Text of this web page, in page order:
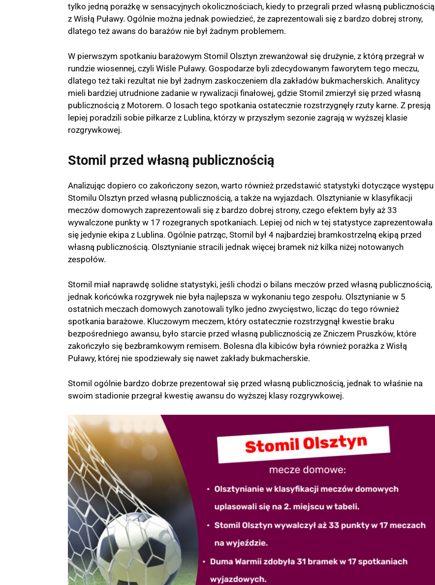
tylko jedną porażkę w sensacyjnych okolicznościach, kiedy to przegrali przed własną publicznością
z Wisłą Puławy. Ogólnie można jednak powiedzieć, że zaprezentowali się z bardzo dobrej strony,
dlatego też awans do barażów nie był żadnym problemem.
W pierwszym spotkaniu barażowym Stomil Olsztyn zrewanżował się drużynie, z którą przegrał w
rundzie wiosennej, czyli Wiśle Puławy. Gospodarze byli zdecydowanym faworytem tego meczu,
dlatego też taki rezultat nie był żadnym zaskoczeniem dla zakładów bukmacherskich. Analitycy
mieli bardziej utrudnione zadanie w rywalizacji finałowej, gdzie Stomil zmierzył się przed własną
publicznością z Motorem. O losach tego spotkania ostatecznie rozstrzygnęły rzuty karne. Z presją
lepiej poradzili sobie piłkarze z Lublina, którzy w przyszłym sezonie zagrają w wyższej klasie
rozgrywkowej.
Stomil przed własną publicznością
Analizując dopiero co zakończony sezon, warto również przedstawić statystyki dotyczące występu
Stomilu Olsztyn przed własną publicznością, a także na wyjazdach. Olsztynianie w klasyfikacji
meczów domowych zaprezentowali się z bardzo dobrej strony, czego efektem były aż 33
wywalczone punkty w 17 rozegranych spotkaniach. Lepiej od nich w tej statystyce zaprezentowała
się jedynie ekipa z Lublina. Ogólnie patrząc, Stomil był 4 najbardziej bramkostrzelną ekipą przed
własną publicznością. Olsztynianie stracili jednak więcej bramek niż kilka niżej notowanych
zespołów.
Stomil miał naprawdę solidne statystyki, jeśli chodzi o bilans meczów przed własną publicznością,
jednak końcówka rozgrywek nie była najlepsza w wykonaniu tego zespołu. Olsztynianie w 5
ostatnich meczach domowych zanotowali tylko jedno zwycięstwo, licząc do tego również
spotkania barażowe. Kluczowym meczem, który ostatecznie rozstrzygnął kwestie braku
bezpośredniego awansu, było starcie przed własną publicznością ze Zniczem Pruszków, które
zakończyło się bezbramkowym remisem. Bolesna dla kibiców była również porażka z Wisłą
Puławy, której nie spodziewały się nawet zakłady bukmacherskie.
Stomil ogólnie bardzo dobrze prezentował się przed własną publicznością, jednak to właśnie na
swoim stadionie przegrał kwestię awansu do wyższej klasy rozgrywkowej.